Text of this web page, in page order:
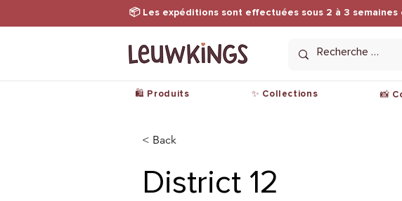
📦 Les expéditions sont effectuées sous 2 à 3
🛍️ Produits ✨ Collections 📸
< Back
District 12